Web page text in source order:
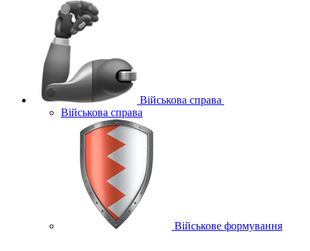
Військова справа
Військова справа
Військове формування